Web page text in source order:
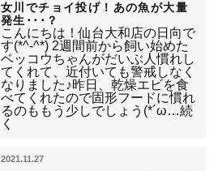
女川でチョイ投げ！あの魚が大量
発生･･･？
こんにちは！仙台大和店の日向で
す(*^-^*) 2週間前から飼い始めた
ベッコウちゃんがだいぶ人慣れし
てくれて、近付いても警戒しなく
なりました♪昨日、乾燥エビを食
べてくれたので固形フードに慣れ
るのももう少しでしょう(*´ω…続
く
2021.11.27